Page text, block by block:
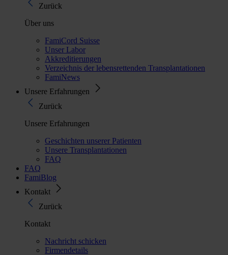
Zurück
Über uns
FamiCord Suisse
Unser Labor
Akkreditierungen
Verzeichnis der lebensrettenden Transplantationen
FamiNews
Unsere Erfahrungen
Zurück
Unsere Erfahrungen
Geschichten unserer Patienten
Unsere Transplantationen
FAQ
FAQ
FamiBlog
Kontakt
Zurück
Kontakt
Nachricht schicken
Firmendetails